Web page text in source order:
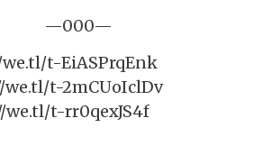
—000—
t-EiASPrqEnk
we.tl/t-2mCUoIclDv
we.tl/t-rr0qexJS4f